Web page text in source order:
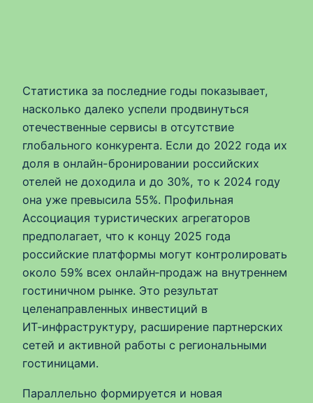
Статистика за последние годы показывает,
насколько далеко успели продвинуться
отечественные сервисы в отсутствие
глобального конкурента. Если до 2022 года их
доля в онлайн-бронировании российских
отелей не доходила и до 30%, то к 2024 году
она уже превысила 55%. Профильная
Ассоциация туристических агрегаторов
предполагает, что к концу 2025 года
российские платформы могут контролировать
около 59% всех онлайн‑продаж на внутреннем
гостиничном рынке. Это результат
целенаправленных инвестиций в
ИТ‑инфраструктуру, расширение партнерских
сетей и активной работы с региональными
гостиницами.
Параллельно формируется и новая